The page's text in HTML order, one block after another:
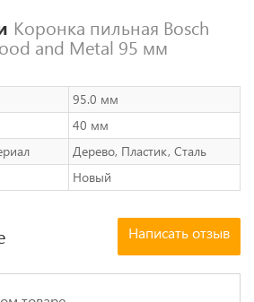
Коронка пильная Bosch
and Metal 95 мм
95.0 мм
40 мм
Дерево, Пластик, Сталь
Новый
Написать отзыв